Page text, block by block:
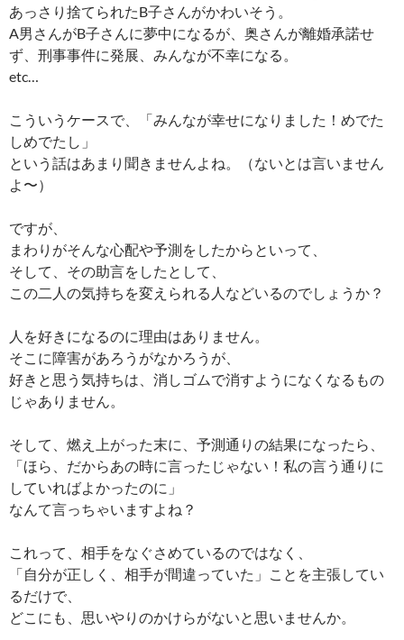
あっさり捨てられたB子さんがかわいそう。
A男さんがB子さんに夢中になるが、奥さんが離婚承諾せ
ず、刑事事件に発展、みんなが不幸になる。
etc…
こういうケースで、「みんなが幸せになりました！めでた
しめでたし」
という話はあまり聞きませんよね。（ないとは言いません
よ〜）
ですが、
まわりがそんな心配や予測をしたからといって、
そして、その助言をしたとして、
この二人の気持ちを変えられる人などいるのでしょうか？
人を好きになるのに理由はありません。
そこに障害があろうがなかろうが、
好きと思う気持ちは、消しゴムで消すようになくなるもの
じゃありません。
そして、燃え上がった末に、予測通りの結果になったら、
「ほら、だからあの時に言ったじゃない！私の言う通りに
していればよかったのに」
なんて言っちゃいますよね？
これって、相手をなぐさめているのではなく、
「自分が正しく、相手が間違っていた」ことを主張してい
るだけで、
どこにも、思いやりのかけらがないと思いませんか。